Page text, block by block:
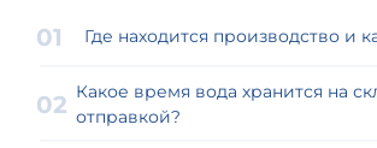
Где находится производство и
Какое время вода хранится на
отправкой?